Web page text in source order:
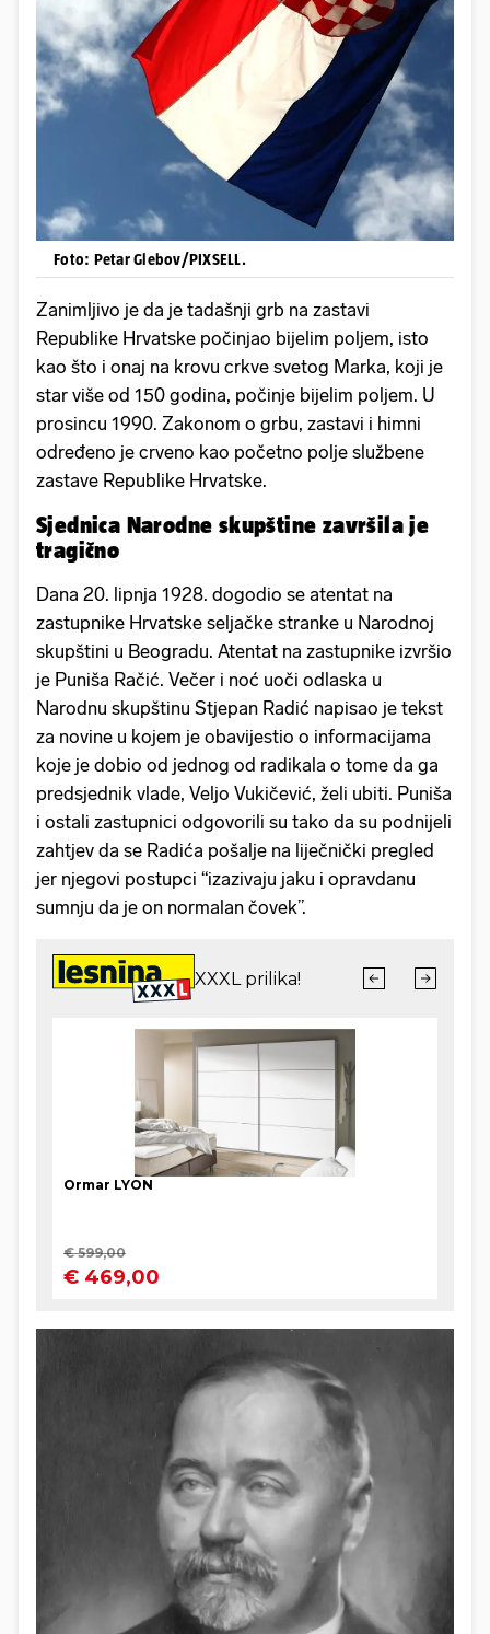
Foto: Petar Glebov/PIXSELL.
Zanimljivo je da je tadašnji grb na zastavi
Republike Hrvatske počinjao bijelim poljem, isto
kao što i onaj na krovu crkve svetog Marka, koji je
star više od 150 godina, počinje bijelim poljem. U
prosincu 1990. Zakonom o grbu, zastavi i himni
određeno je crveno kao početno polje službene
zastave Republike Hrvatske.
Sjednica Narodne skupštine završila je
tragično
Dana 20. lipnja 1928. dogodio se atentat na
zastupnike Hrvatske seljačke stranke u Narodnoj
skupštini u Beogradu. Atentat na zastupnike izvršio
je Puniša Račić. Večer i noć uoči odlaska u
Narodnu skupštinu Stjepan Radić napisao je tekst
za novine u kojem je obavijestio o informacijama
koje je dobio od jednog od radikala o tome da ga
predsjednik vlade, Veljo Vukičević, želi ubiti. Puniša
i ostali zastupnici odgovorili su tako da su podnijeli
zahtjev da se Radića pošalje na liječnički pregled
jer njegovi postupci “izazivaju jaku i opravdanu
sumnju da je on normalan čovek”.